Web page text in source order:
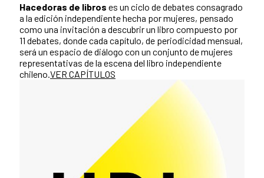
Hacedoras de libros es un ciclo de debates consagrado
a la edición independiente hecha por mujeres, pensado
como una invitación a descubrir un libro compuesto por
11 debates, donde cada capítulo, de periodicidad mensual,
será un espacio de diálogo con un conjunto de mujeres
representativas de la escena del libro independiente
chileno. VER CAPÍTULOS